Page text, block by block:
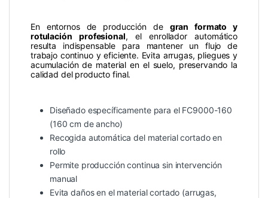
En entornos de producción de gran formato y
rotulación profesional, el enrollador automático
resulta indispensable para mantener un flujo de
trabajo continuo y eficiente. Evita arrugas, pliegues y
acumulación de material en el suelo, preservando la
calidad del producto final.
Diseñado específicamente para el FC9000-160
(160 cm de ancho)
Recogida automática del material cortado en
rollo
Permite producción continua sin intervención
manual
Evita daños en el material cortado (arrugas,